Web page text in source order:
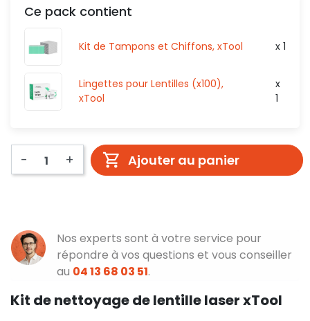
Ce pack contient
Kit de Tampons et Chiffons, xTool x 1
Lingettes pour Lentilles (x100),
xTool
x
1
- + Ajouter au panier
Nos experts sont à votre service pour
répondre à vos questions et vous conseiller
au 04 13 68 03 51.
Kit de nettoyage de lentille laser xTool